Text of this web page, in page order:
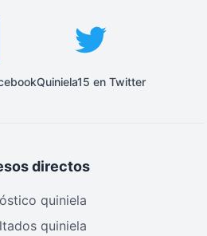
Quiniela15 en Twitter
directos
quiniela
quiniela